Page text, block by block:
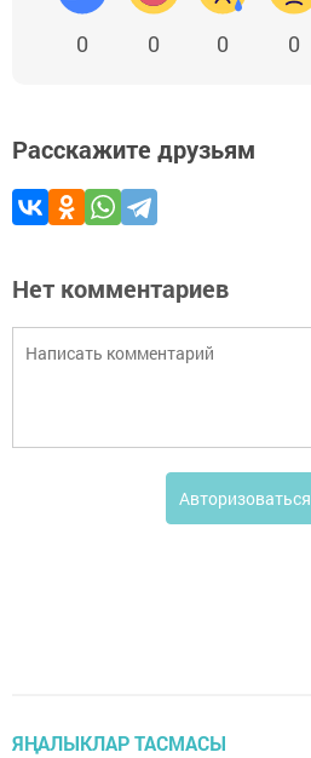
0 0 0 0
Расскажите друзьям
Нет комментариев
Авторизоваться
ЯҢАЛЫКЛАР ТАСМАСЫ